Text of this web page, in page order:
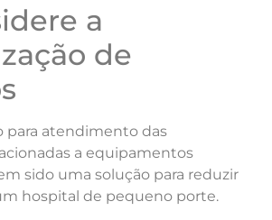
a
de
para atendimento das
a equipamentos
sido uma solução para reduzir
hospital de pequeno porte.